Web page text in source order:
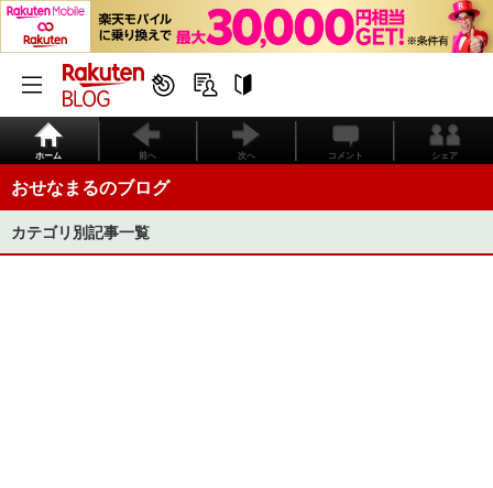
ホーム 前へ 次へ コメント シェア
おせなまるのブログ
カテゴリ別記事一覧